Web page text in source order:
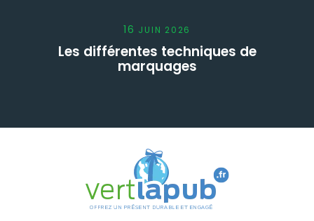
16 JUIN 2026
Les différentes techniques de
marquages